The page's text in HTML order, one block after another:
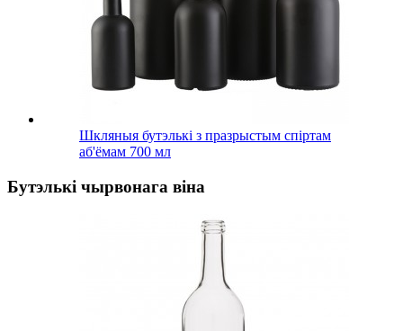
Шкляныя бутэлькі з празрыстым спіртам
аб'ёмам 700 мл
Бутэлькі чырвонага віна